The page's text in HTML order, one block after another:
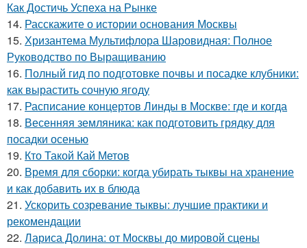
Как Достичь Успеха на Рынке
14. Расскажите о истории основания Москвы
15. Хризантема Мультифлора Шаровидная: Полное
Руководство по Выращиванию
16. Полный гид по подготовке почвы и посадке клубники:
как вырастить сочную ягоду
17. Расписание концертов Линды в Москве: где и когда
18. Весенняя земляника: как подготовить грядку для
посадки осенью
19. Кто Такой Кай Метов
20. Время для сборки: когда убирать тыквы на хранение
и как добавить их в блюда
21. Ускорить созревание тыквы: лучшие практики и
рекомендации
22. Лариса Долина: от Москвы до мировой сцены